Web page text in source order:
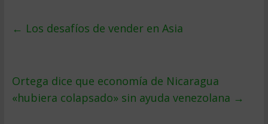
← Los desafíos de vender en Asia
Ortega dice que economí­a de Nicaragua
«hubiera colapsado» sin ayuda venezolana →